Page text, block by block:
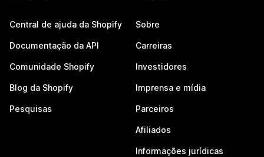
Central de ajuda da Shopify
Documentação da API
Comunidade Shopify
Blog da Shopify
Pesquisas
Sobre
Carreiras
Investidores
Imprensa e mídia
Parceiros
Afiliados
Informações jurídicas